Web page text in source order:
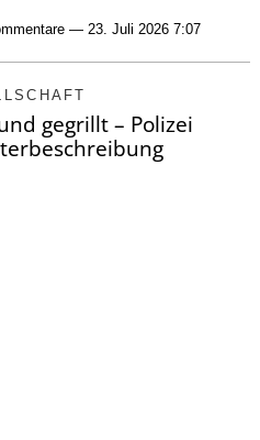
— 23. Juli 2026 7:07
gegrillt – Polizei